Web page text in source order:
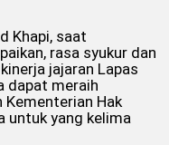
Khapi, saat
rasa syukur dan
jajaran Lapas
dapat meraih
Kementerian Hak
untuk yang kelima